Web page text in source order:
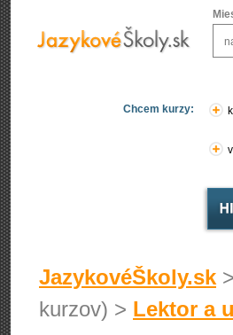
Chcem kurzy:
JazykovéŠkoly.sk >
kurzov) > Lektor a